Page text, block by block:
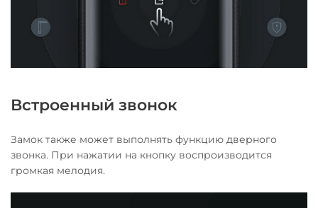
Встроенный звонок
Замок также может выполнять функцию дверного
звонка. При нажатии на кнопку воспроизводится
громкая мелодия.